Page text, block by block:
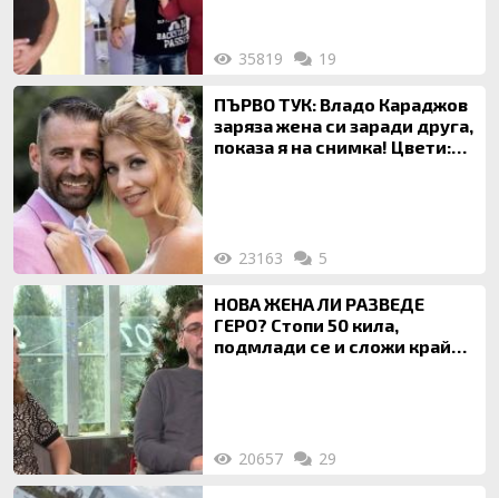
35819 19
ПЪРВО ТУК: Владо Караджов
заряза жена си заради друга,
показа я на снимка! Цвети:
23163 5
НОВА ЖЕНА ЛИ РАЗВЕДЕ
ГЕРО? Стопи 50 кила,
подмлади се и сложи край
20657 29